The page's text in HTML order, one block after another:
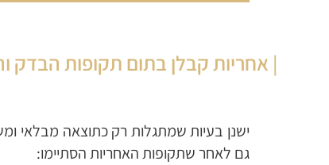
| אחריות קבלן בתום תקופות הבדק
ישנן בעיות שמתגלות רק כתוצאה מבלאי
גם לאחר שתקופות האחריות הסתיימו: